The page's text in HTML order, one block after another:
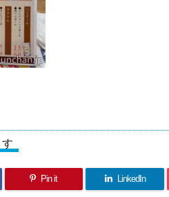
Pin it LinkedIn